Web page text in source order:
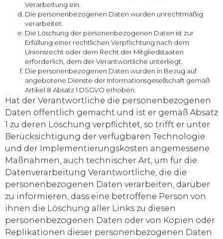
Verarbeitung ein.
Die personenbezogenen Daten wurden unrechtmäßig
verarbeitet.
Die Löschung der personenbezogenen Daten ist zur
Erfüllung einer rechtlichen Verpflichtung nach dem
Unionsrecht oder dem Recht der Mitgliedstaaten
erforderlich, dem der Verantwortliche unterliegt.
Die personenbezogenen Daten wurden in Bezug auf
angebotene Dienste der Informationsgesellschaft gemäß
Artikel 8 Absatz 1 DSGVO erhoben.
Hat der Verantwortliche die personenbezogenen
Daten öffentlich gemacht und ist er gemäß Absatz
1 zu deren Löschung verpflichtet, so trifft er unter
Berücksichtigung der verfügbaren Technologie
und der Implementierungskosten angemessene
Maßnahmen, auch technischer Art, um für die
Datenverarbeitung Verantwortliche, die die
personenbezogenen Daten verarbeiten, darüber
zu informieren, dass eine betroffene Person von
ihnen die Löschung aller Links zu diesen
personenbezogenen Daten oder von Kopien oder
Replikationen dieser personenbezogenen Daten